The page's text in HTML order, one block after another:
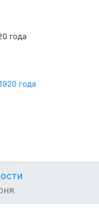
года
года